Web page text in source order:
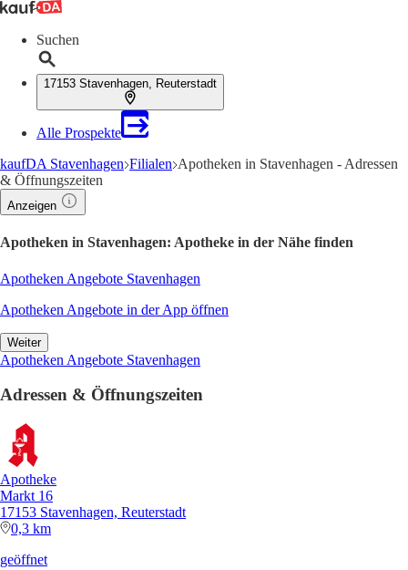
Suchen
17153 Stavenhagen, Reuterstadt
Alle Prospekte
kaufDA Stavenhagen Filialen Apotheken in Stavenhagen - Adressen
& Öffnungszeiten
Anzeigen
Apotheken in Stavenhagen: Apotheke in der Nähe finden
Apotheken Angebote Stavenhagen
Apotheken Angebote in der App öffnen
Weiter
Apotheken Angebote Stavenhagen
Adressen & Öffnungszeiten
Apotheke
Markt 16
17153 Stavenhagen, Reuterstadt
0,3 km
geöffnet